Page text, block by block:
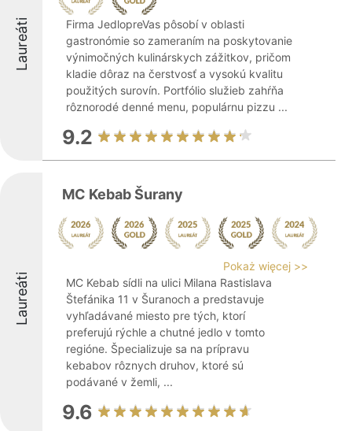
Laureáti
Firma JedlopreVas pôsobí v oblasti
gastronómie so zameraním na poskytovanie
výnimočných kulinárskych zážitkov, pričom
kladie dôraz na čerstvosť a vysokú kvalitu
použitých surovín. Portfólio služieb zahŕňa
rôznorodé denné menu, populárnu pizzu ...
9.2
Laureáti
MC Kebab Šurany
Pokaż więcej >>
MC Kebab sídli na ulici Milana Rastislava
Štefánika 11 v Šuranoch a predstavuje
vyhľadávané miesto pre tých, ktorí
preferujú rýchle a chutné jedlo v tomto
regióne. Špecializuje sa na prípravu
kebabov rôznych druhov, ktoré sú
podávané v žemli, ...
9.6